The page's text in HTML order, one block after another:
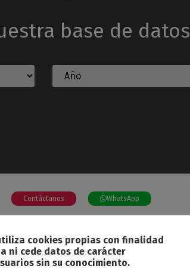
base de datos
Contáctanos WhatsApp
Blog
cookies propias con finalidad
ni cede datos de carácter
sin su conocimiento.